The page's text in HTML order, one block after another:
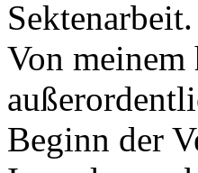
Sektenarbeit.
Von meinem
Beginn der